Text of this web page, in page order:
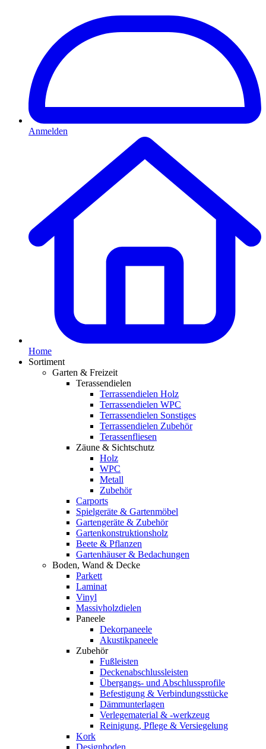
Anmelden
Home
Sortiment
Garten & Freizeit
Terassendielen
Terrassendielen Holz
Terrassendielen WPC
Terrassendielen Sonstiges
Terrassendielen Zubehör
Terassenfliesen
Zäune & Sichtschutz
Holz
WPC
Metall
Zubehör
Carports
Spielgeräte & Gartenmöbel
Gartengeräte & Zubehör
Gartenkonstruktionsholz
Beete & Pflanzen
Gartenhäuser & Bedachungen
Boden, Wand & Decke
Parkett
Laminat
Vinyl
Massivholzdielen
Paneele
Dekorpaneele
Akustikpaneele
Zubehör
Fußleisten
Deckenabschlussleisten
Übergangs- und Abschlussprofile
Befestigung & Verbindungsstücke
Dämmunterlagen
Verlegematerial & -werkzeug
Reinigung, Pflege & Versiegelung
Kork